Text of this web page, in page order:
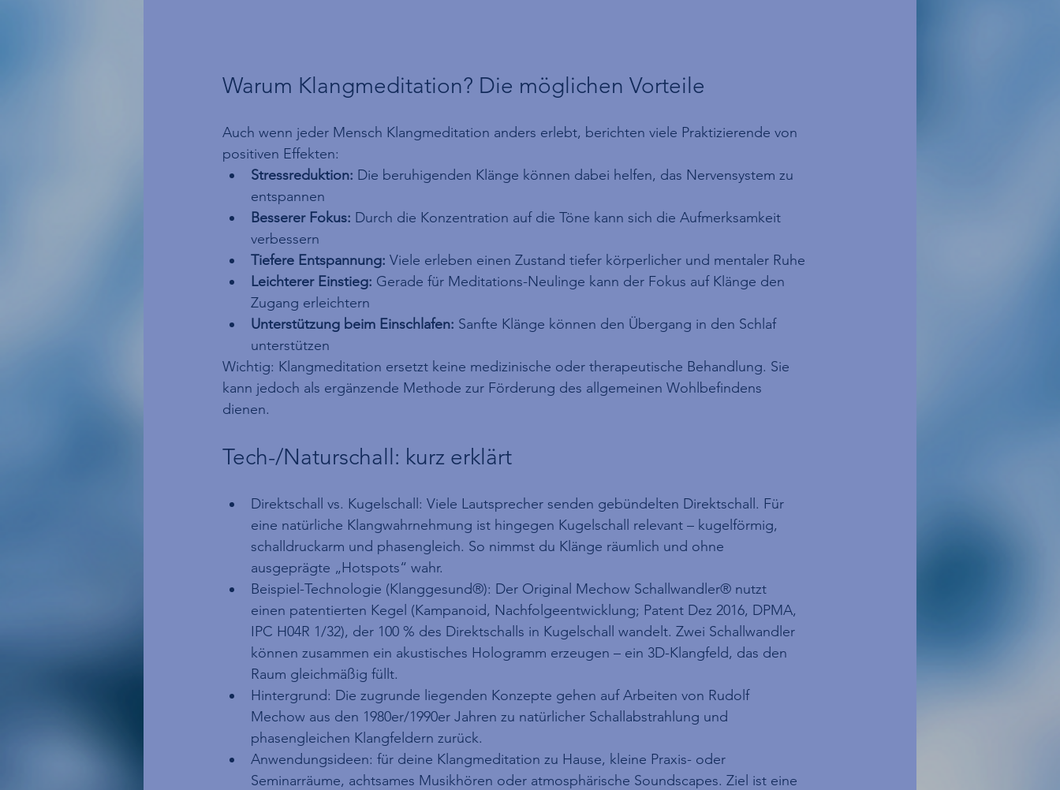
Warum Klangmeditation? Die möglichen Vorteile
Auch wenn jeder Mensch Klangmeditation anders erlebt, berichten viele Praktizierende von
positiven Effekten:
Stressreduktion: Die beruhigenden Klänge können dabei helfen, das Nervensystem zu
entspannen
Besserer Fokus: Durch die Konzentration auf die Töne kann sich die Aufmerksamkeit
verbessern
Tiefere Entspannung: Viele erleben einen Zustand tiefer körperlicher und mentaler Ruhe
Leichterer Einstieg: Gerade für Meditations-Neulinge kann der Fokus auf Klänge den
Zugang erleichtern
Unterstützung beim Einschlafen: Sanfte Klänge können den Übergang in den Schlaf
unterstützen
Wichtig: Klangmeditation ersetzt keine medizinische oder therapeutische Behandlung. Sie
kann jedoch als ergänzende Methode zur Förderung des allgemeinen Wohlbefindens
dienen.
Tech-/Naturschall: kurz erklärt
Direktschall vs. Kugelschall: Viele Lautsprecher senden gebündelten Direktschall. Für
eine natürliche Klangwahrnehmung ist hingegen Kugelschall relevant – kugelförmig,
schalldruckarm und phasengleich. So nimmst du Klänge räumlich und ohne
ausgeprägte „Hotspots“ wahr.
Beispiel-Technologie (Klanggesund®): Der Original Mechow Schallwandler® nutzt
einen patentierten Kegel (Kampanoid, Nachfolgeentwicklung; Patent Dez 2016, DPMA,
IPC H04R 1/32), der 100 % des Direktschalls in Kugelschall wandelt. Zwei Schallwandler
können zusammen ein akustisches Hologramm erzeugen – ein 3D-Klangfeld, das den
Raum gleichmäßig füllt.
Hintergrund: Die zugrunde liegenden Konzepte gehen auf Arbeiten von Rudolf
Mechow aus den 1980er/1990er Jahren zu natürlicher Schallabstrahlung und
phasengleichen Klangfeldern zurück.
Anwendungsideen: für deine Klangmeditation zu Hause, kleine Praxis- oder
Seminarräume, achtsames Musikhören oder atmosphärische Soundscapes. Ziel ist eine